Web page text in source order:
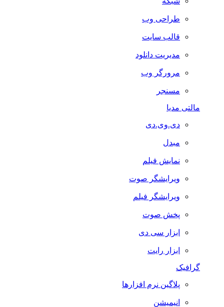
طراحی وب
قالب سایت
مدیریت دانلود
مرورگر وب
مسنجر
مالتی مدیا
دی.وی.دی
مبدل
نمایش فیلم
ویرایشگر صوت
ویرایشگر فیلم
پخش صوت
ابزار سی دی
ابزار رایت
گرافیک
پلاگین نرم افزارها
انیمیشن